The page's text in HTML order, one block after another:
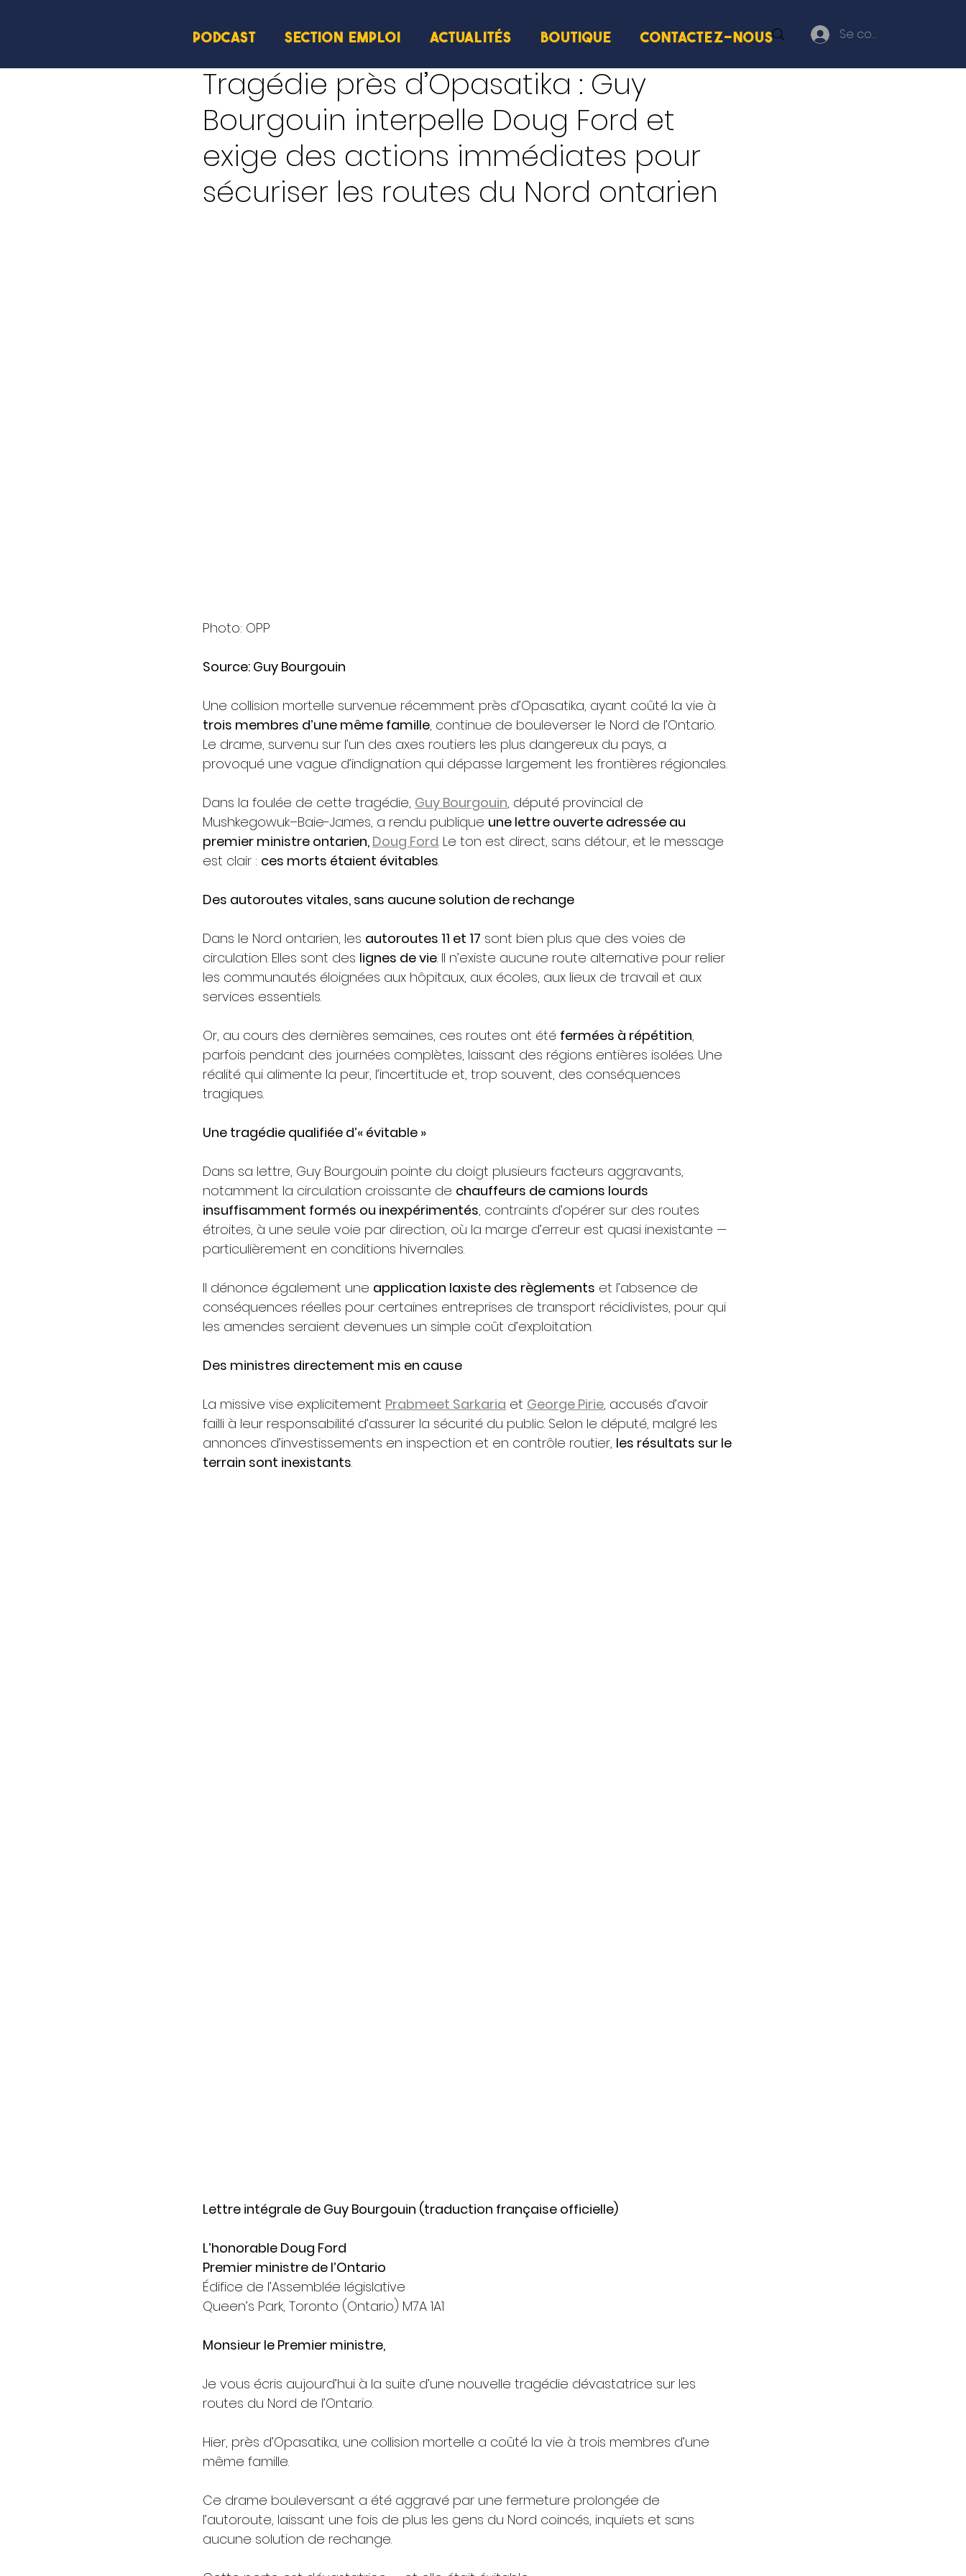
Se connecter
PODCAST SECTION EMPLOI ACTUALITÉS BOUTIQUE Contactez-nous
Tragédie près d’Opasatika : Guy
Bourgouin interpelle Doug Ford et
exige des actions immédiates pour
sécuriser les routes du Nord ontarien
Photo: OPP
Source: Guy Bourgouin
Une collision mortelle survenue récemment près d’Opasatika, ayant coûté la vie à
trois membres d’une même famille, continue de bouleverser le Nord de l’Ontario.
Le drame, survenu sur l’un des axes routiers les plus dangereux du pays, a
provoqué une vague d’indignation qui dépasse largement les frontières régionales.
Dans la foulée de cette tragédie, Guy Bourgouin, député provincial de
Mushkegowuk–Baie-James, a rendu publique une lettre ouverte adressée au
premier ministre ontarien, Doug Ford. Le ton est direct, sans détour, et le message
est clair : ces morts étaient évitables.
Des autoroutes vitales, sans aucune solution de rechange
Dans le Nord ontarien, les autoroutes 11 et 17 sont bien plus que des voies de
circulation. Elles sont des lignes de vie. Il n’existe aucune route alternative pour relier
les communautés éloignées aux hôpitaux, aux écoles, aux lieux de travail et aux
services essentiels.
Or, au cours des dernières semaines, ces routes ont été fermées à répétition,
parfois pendant des journées complètes, laissant des régions entières isolées. Une
réalité qui alimente la peur, l’incertitude et, trop souvent, des conséquences
tragiques.
Une tragédie qualifiée d’« évitable »
Dans sa lettre, Guy Bourgouin pointe du doigt plusieurs facteurs aggravants,
notamment la circulation croissante de chauffeurs de camions lourds
insuffisamment formés ou inexpérimentés, contraints d’opérer sur des routes
étroites, à une seule voie par direction, où la marge d’erreur est quasi inexistante —
particulièrement en conditions hivernales.
Il dénonce également une application laxiste des règlements et l’absence de
conséquences réelles pour certaines entreprises de transport récidivistes, pour qui
les amendes seraient devenues un simple coût d’exploitation.
Des ministres directement mis en cause
La missive vise explicitement Prabmeet Sarkaria et George Pirie, accusés d’avoir
failli à leur responsabilité d’assurer la sécurité du public. Selon le député, malgré les
annonces d’investissements en inspection et en contrôle routier, les résultats sur le
terrain sont inexistants.
Lettre intégrale de Guy Bourgouin (traduction française officielle)
L’honorable Doug Ford
Premier ministre de l’Ontario
Édifice de l’Assemblée législative
Queen’s Park, Toronto (Ontario) M7A 1A1
Monsieur le Premier ministre,
Je vous écris aujourd’hui à la suite d’une nouvelle tragédie dévastatrice sur les
routes du Nord de l’Ontario.
Hier, près d’Opasatika, une collision mortelle a coûté la vie à trois membres d’une
même famille.
Ce drame bouleversant a été aggravé par une fermeture prolongée de
l’autoroute, laissant une fois de plus les gens du Nord coincés, inquiets et sans
aucune solution de rechange.